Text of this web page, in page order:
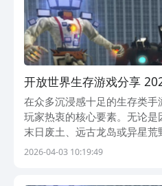
开放世界生存游戏分享
放世界生存游戏手机版
在众多沉浸感十足的生存类
玩家热衷的核心要素。无论
末日废土、远古龙岛或异星
建造、战斗与协作，在动态变
2026-04-03 10:19:49